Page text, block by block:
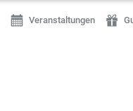
Veranstaltungen